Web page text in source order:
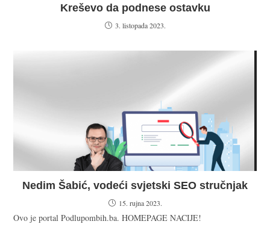
Kreševo da podnese ostavku
3. listopada 2023.
Nedim Šabić, vodeći svjetski SEO stručnjak
15. rujna 2023.
Ovo je portal Podlupombih.ba. HOMEPAGE NACIJE!